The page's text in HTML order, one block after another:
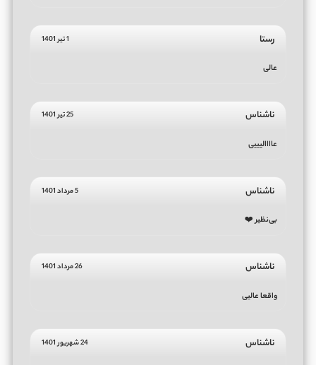
رستا 1 تیر 1401
عالی
ناشناس 25 تیر 1401
عاااالیییی
ناشناس 5 مرداد 1401
بی‌نظیر ❤️
ناشناس 26 مرداد 1401
واقعا عالیی
ناشناس 24 شهریور 1401